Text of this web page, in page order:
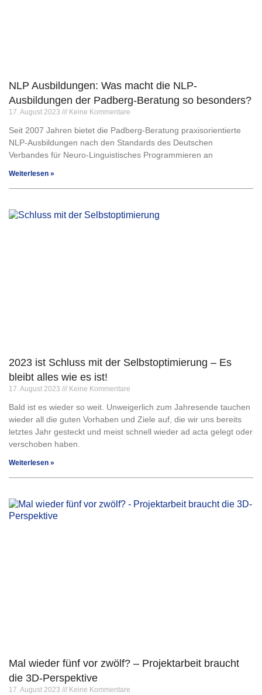
NLP Ausbildungen: Was macht die NLP-
Ausbildungen der Padberg-Beratung so besonders?
17. August 2023 Keine Kommentare
Seit 2007 Jahren bietet die Padberg-Beratung praxisorientierte
NLP-Ausbildungen nach den Standards des Deutschen
Verbandes für Neuro-Linguistisches Programmieren an
Weiterlesen »
2023 ist Schluss mit der Selbstoptimierung – Es
bleibt alles wie es ist!
17. August 2023 Keine Kommentare
Bald ist es wieder so weit. Unweigerlich zum Jahresende tauchen
wieder all die guten Vorhaben und Ziele auf, die wir uns bereits
letztes Jahr gesteckt und meist schnell wieder ad acta gelegt oder
verschoben haben.
Weiterlesen »
Mal wieder fünf vor zwölf? – Projektarbeit braucht
die 3D-Perspektive
17. August 2023 Keine Kommentare